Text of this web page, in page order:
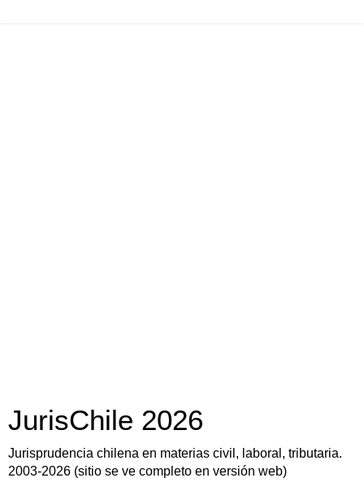
JurisChile 2026
Jurisprudencia chilena en materias civil, laboral, tributaria.
2003-2026 (sitio se ve completo en versión web)